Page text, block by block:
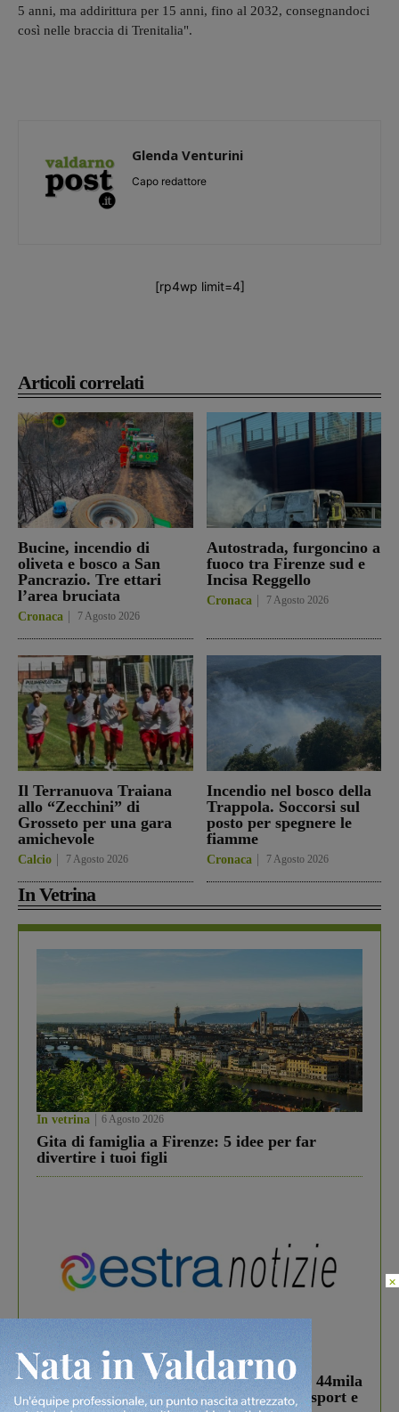
Articoli correlati
Bucine, incendio di
oliveta e bosco a San
Pancrazio. Tre ettari
l’area bruciata
Cronaca 7 Agosto 2026
Autostrada, furgoncino a
fuoco tra Firenze sud e
Incisa Reggello
Cronaca 7 Agosto 2026
Il Terranuova Traiana
allo “Zecchini” di
Grosseto per una gara
amichevole
Calcio 7 Agosto 2026
Incendio nel bosco della
Trappola. Soccorsi sul
posto per spegnere le
fiamme
Cronaca 7 Agosto 2026
In Vetrina
In vetrina 6 Agosto 2026
Gita di famiglia a Firenze: 5 idee per far
divertire i tuoi figli
In vetrina 3 Agosto 2026
Estra Notizie agosto: Smart Cities, oltre 44mila
studenti coinvolti, torna il bando per lo sport e
5 anni, ma addirittura per 15 anni, fino al 2032, consegnandoci
così nelle braccia di Trenitalia".
Glenda Venturini
Capo redattore
[rp4wp limit=4]
×